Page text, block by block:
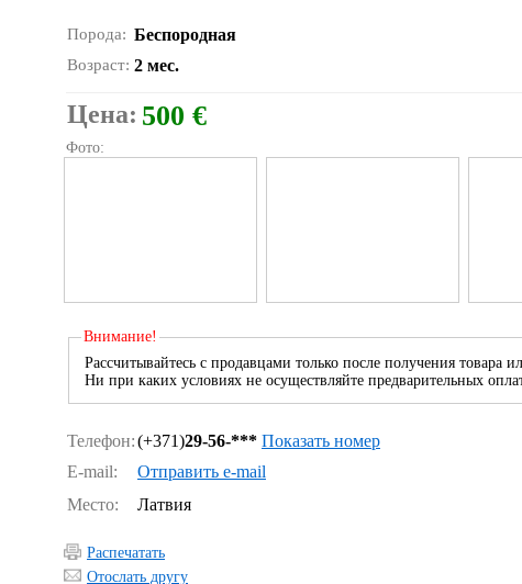
Порода: Беспородная
Возраст: 2 мес.
Цена: 500 €
Фото:
Внимание!
Рассчитывайтесь с продавцами только после получения товара
Ни при каких условиях не осуществляйте предварительных
Телефон:(+371)29-56-*** Показать номер
E-mail:
Отправить e-mail
Место:
Латвия
Распечатать
Отослать другу